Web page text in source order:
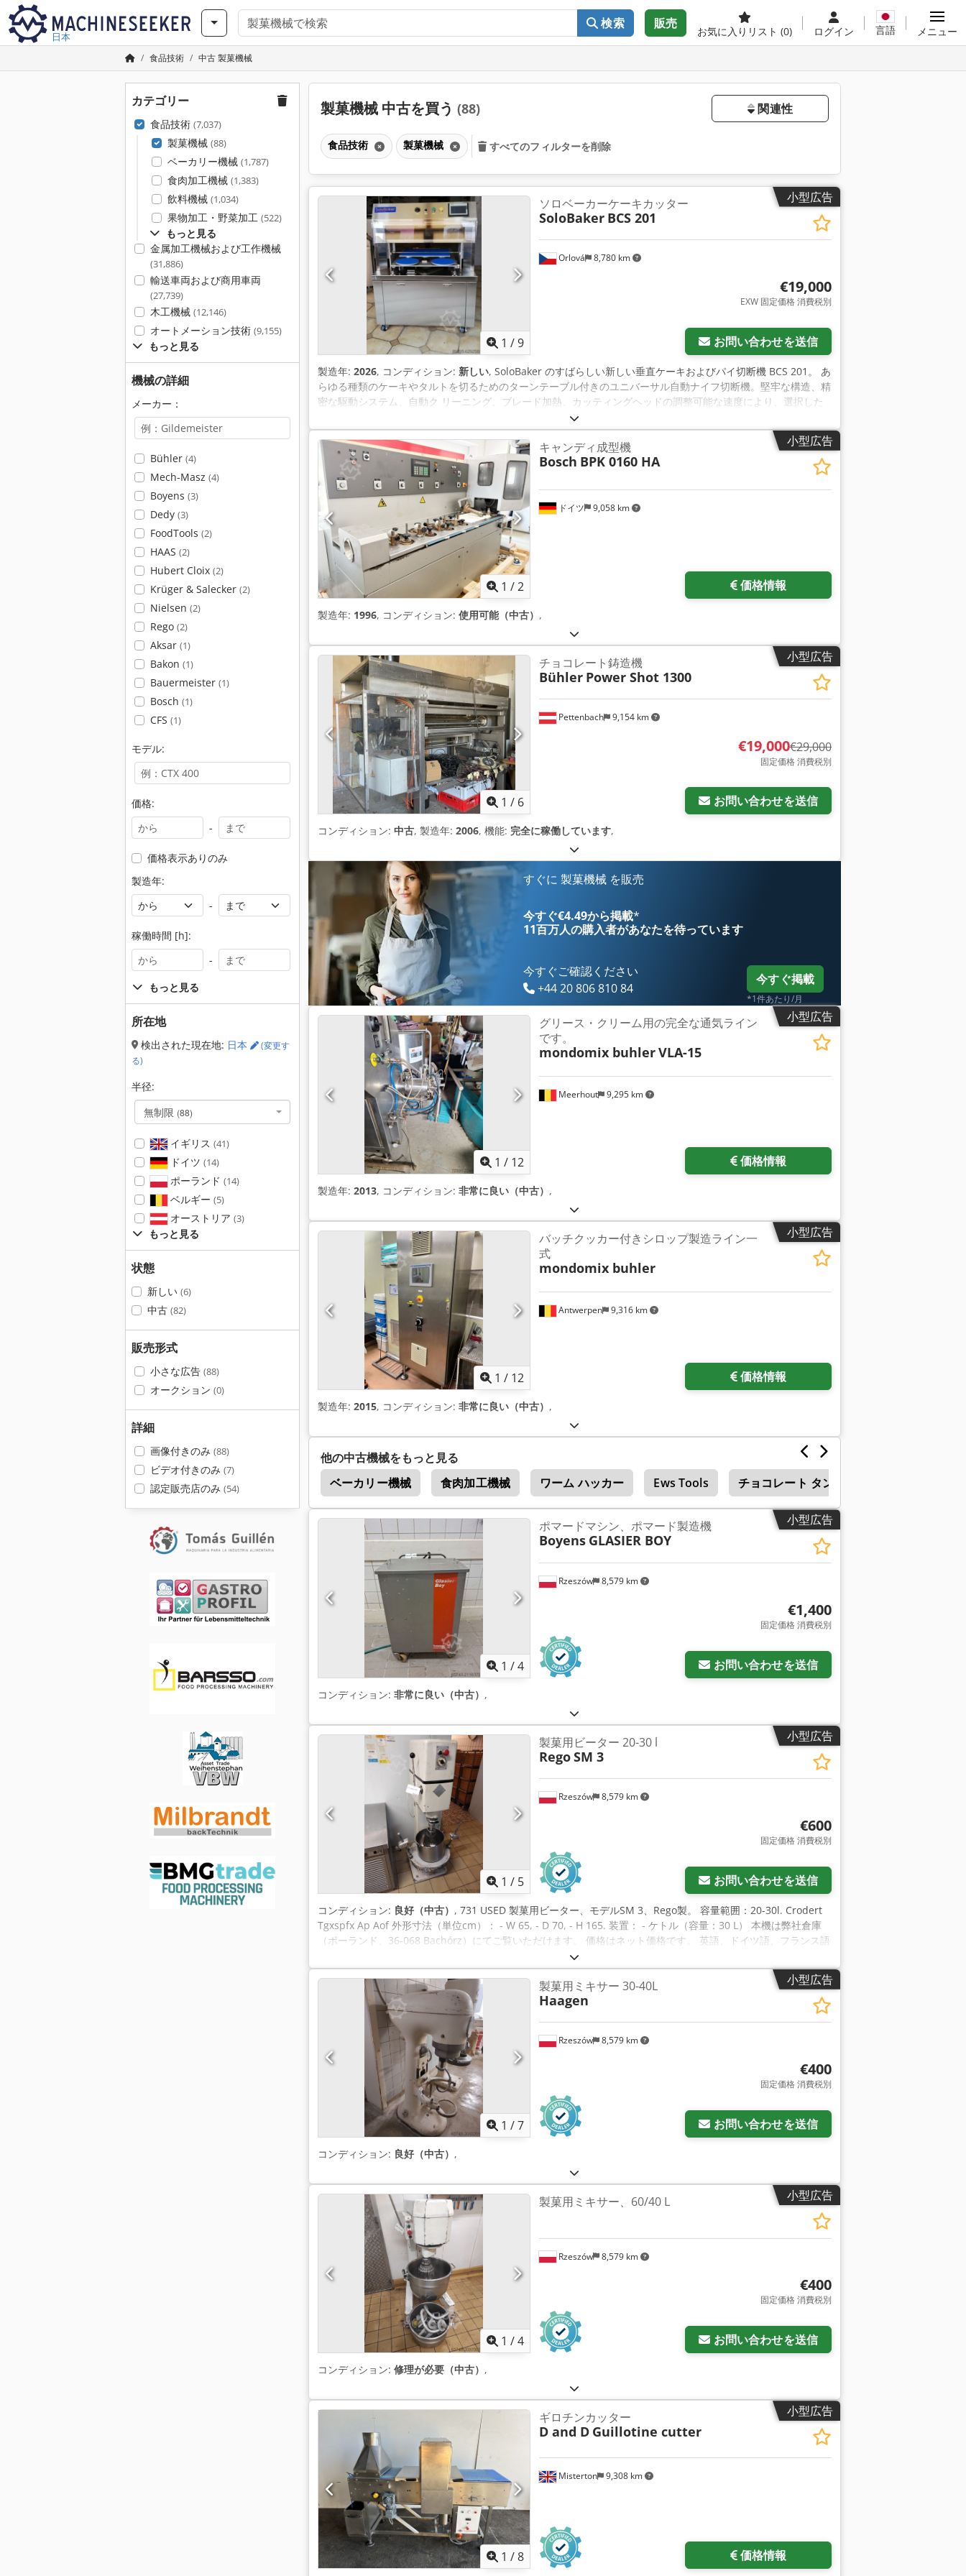
日本
検索 販売
お気に入りリスト (0) ログイン 言語 メニュー
食品技術 中古 製菓機械
カテゴリー
食品技術 (7,037)
製菓機械 (88)
ベーカリー機械 (1,787)
食肉加工機械 (1,383)
飲料機械 (1,034)
果物加工・野菜加工 (522)
もっと見る
金属加工機械および工作機械
(31,886)
輸送車両および商用車両
(27,739)
木工機械 (12,146)
オートメーション技術 (9,155)
もっと見る
機械の詳細
メーカー：
Bühler (4)
Mech-Masz (4)
Boyens (3)
Dedy (3)
FoodTools (2)
HAAS (2)
Hubert Cloix (2)
Krüger & Salecker (2)
Nielsen (2)
Rego (2)
Aksar (1)
Bakon (1)
Bauermeister (1)
Bosch (1)
CFS (1)
モデル:
価格:
-
価格表示ありのみ
製造年:
-
稼働時間 [h]:
-
もっと見る
所在地
検出された現在地: 日本
(変更す
る)
半径:
無制限 (88)
イギリス (41)
ドイツ (14)
ポーランド (14)
ベルギー (5)
オーストリア (3)
もっと見る
状態
新しい (6)
中古 (82)
販売形式
小さな広告 (88)
オークション (0)
詳細
画像付きのみ (88)
ビデオ付きのみ (7)
認定販売店のみ (54)
製菓機械 中古を買う (88) 関連性
食品技術 製菓機械 すべてのフィルターを削除
小型広告
1 /9
Orlová 8,780 km
ソロベーカーケーキカッター
SoloBaker BCS 201
€19,000
EXW 固定価格 消費税別
お問い合わせを送信
製造年: 2026, コンディション: 新しい, SoloBaker のすばらしい新しい垂直ケーキおよびパイ切断機 BCS 201。 あ
らゆる種類のケーキやタルトを切るためのターンテーブル付きのユニバーサル自動ナイフ切断機。堅牢な構造、精
密な駆動システム、自動ク リーニング、ブレード加熱、カッティングヘッドの調整可能な速度により、選択した
製品にデバイスを適合させるほぼ無限の可能性が提供されま す。低価格と小型サイズを組み合わせたこの切断機
は、小規模および大規模の菓子製造業に適した経済的なソリューションです。 寸法 130 x 110 x 高さ148cm。消
費電力1.2kW。電圧: 単相 230V 50Hz、電圧安定装置付き。必要な空気接続は 0.6 ～ 0.8 MPa、流量は 200 ～ 300
l/min (切断速度によって異なります)。 1年間の保証 ターンテーブル付きの垂直自動ケーキ＆パイカッター（スラ
イシングマシン）で、あらゆる種類のケーキやタルトを、その魅力的な外観と構造 に影響を与えずに、正方形や
三角形に素早くカットします。 Crjdpfx Apshabdpe Asf PLC の助けにより、タッチスクリーンで切断部品のパラ
メータを簡単に設定でき、内蔵マイクロプロセッサにより最大 20 個の切断プログラムをメモリに保存できます。
機械のカバーはステンレス製です。 9リットルのエアタンクが機械の前部に設置されています。ナイフの両刃は食
品に安全なステンレス鋼で作られており、精密な駆動システムを 備えています。刃の洗浄と加熱の自動システム
と調整可能な切断速度により、この機械は最大有効高さ 80 mm までのさまざまなケーキやタルトを切断できま
す。 主な特徴: - 反対方向に振動する二枚刃ナイフにより、ケーキを滑らかにきれいに切ることができます。 - 長
方形トレイ付きの滑り止めターンテーブル (40 x 60 cm) は、2 つの丸型トレイ (直径各 30 cm) に簡単に交換でき
ます。 - 丸いケーキを2つ同時にカットします。 - ロック可能な車輪により、機械を目的の場所に簡単に移動でき
ます。 - ナイフを最高 100°C まで加熱する誘導システムにより、硬い釉薬やチョコレートなどの表面を均一にカ
タの高精度が実現されます。 - ケーキのピースの重量、形状、体積は同じなので、追加のチェックが不要になりま
す。 - ナイフの上下速度は製品の特性に応じて調整されるため、生産性を最大限に高めることができます。 - 電子
空気圧制御により、機械のスムーズで正確な動作が保証されます。 - 高品質の自動ブレードクリーニング システ
ムにより、カットされた製品の完璧な外観が保証され、カットのたびに手動で拭く必要がなくなります。洗浄シス
テムには、戻りバルブ (ロッド) と特殊な収集容器への空気の流れを通じて製品残留物を機械的に除去することが
含まれます。
小型広告
1 /2
ドイツ 9,058 km
キャンディ成型機
Bosch BPK 0160 HA
価格情報
製造年: 1996, コンディション: 使用可能（中古） ,
小型広告
1 / 6
Pettenbach 9,154 km
チョコレート鋳造機
Bühler Power Shot 1300
€19,000€29,000
固定価格 消費税別
お問い合わせを送信
コンディション: 中古, 製造年: 2006, 機能: 完全に稼働しています,
すぐに 製菓機械 を販売
今すぐ€4.49から掲載*
11百万人の購入者があなたを待っています
今すぐご確認ください
+44 20 806 810 84
今すぐ掲載
*1件あたり/月
小型広告
1 / 12
Meerhout 9,295 km
グリース・クリーム用の完全な通気ライン
です。
mondomix buhlerVLA-15
価格情報
製造年: 2013, コンディション: 非常に良い（中古） ,
小型広告
1 / 12
Antwerpen 9,316 km
バッチクッカー付きシロップ製造ライン一
式
mondomix buhler
価格情報
製造年: 2015, コンディション: 非常に良い（中古） ,
他の中古機械をもっと見る
ベーカリー機械
食肉加工機械 ワーム ハッカー Ews Tools チョコレート タンク
チョコレート マシン
小型広告
1 /4
Rzeszów 8,579 km
ポマードマシン、ポマード製造機
Boyens GLASIER BOY
€1,400
固定価格 消費税別
お問い合わせを送信
コンディション: 非常に良い（中古） ,
小型広告
1 / 5
Rzeszów 8,579 km
製菓用ビーター 20-30 l
RegoSM 3
€600
固定価格 消費税別
お問い合わせを送信
コンディション: 良好（中古） , 731 USED 製菓用ビーター、モデルSM 3、Rego製。 容量範囲：20-30l. Crodert
Tgxspfx Ap Aof 外形寸法（単位cm）： - W 65, - D 70, - H 165. 装置： - ケトル（容量：30 L） 本機は弊社倉庫
（ポーランド、36-068 Bachórz）にてご覧いただけます。 価格はネット価格です。 英語、ドイツ語、フランス語
小型広告
1 /7
Rzeszów 8,579 km
製菓用ミキサー 30-40L
Haagen
€400
固定価格 消費税別
お問い合わせを送信
コンディション: 良好（中古） ,
小型広告
1 /4
Rzeszów 8,579 km
製菓用ミキサー、60/40 L
€400
固定価格 消費税別
お問い合わせを送信
コンディション: 修理が必要（中古） ,
小型広告
1 /8
Misterton 9,308 km
ギロチンカッター
D and D Guillotine cutter
価格情報